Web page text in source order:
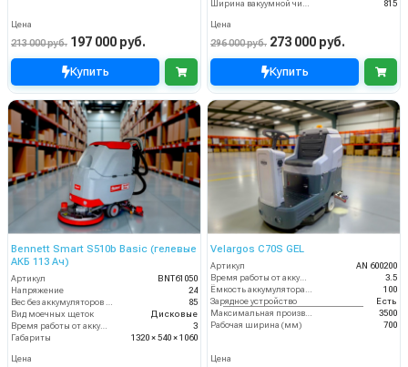
Цена
213 000 руб. 197 000 руб.
Купить
815
Цена
296 000 руб. 273 000 руб.
Купить
Bennett Smart S510b Basic (гелевые
АКБ 113 Ач)
Артикул
BNT61050
Напряжение
24
Вес без аккумуляторов (кг)
85
Вид моечных щеток
Дисковые
Время работы от аккумуляторов (ч)
3
Габариты
1320 × 540 × 1060
Цена
Velargos C70S GEL
Артикул
AN 600200
Время работы от аккумуляторов (ч)
3.5
Ёмкость аккумулятора (Ач)
100
Зарядное устройство
Есть
Максимальная производительность (кв.м/час)
3500
Рабочая ширина (мм)
700
Цена